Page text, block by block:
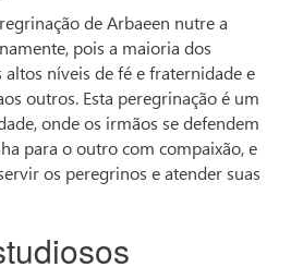
de Arbaeen nutre a
pois a maioria dos
níveis de fé e fraternidade e
outros. Esta peregrinação é um
onde os irmãos se defendem
para o outro com compaixão, e
os peregrinos e atender suas